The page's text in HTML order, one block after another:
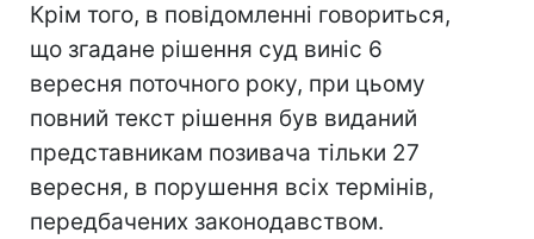
Крім того, в повідомленні говориться,
що згадане рішення суд виніс 6
вересня поточного року, при цьому
повний текст рішення був виданий
представникам позивача тільки 27
вересня, в порушення всіх термінів,
передбачених законодавством.